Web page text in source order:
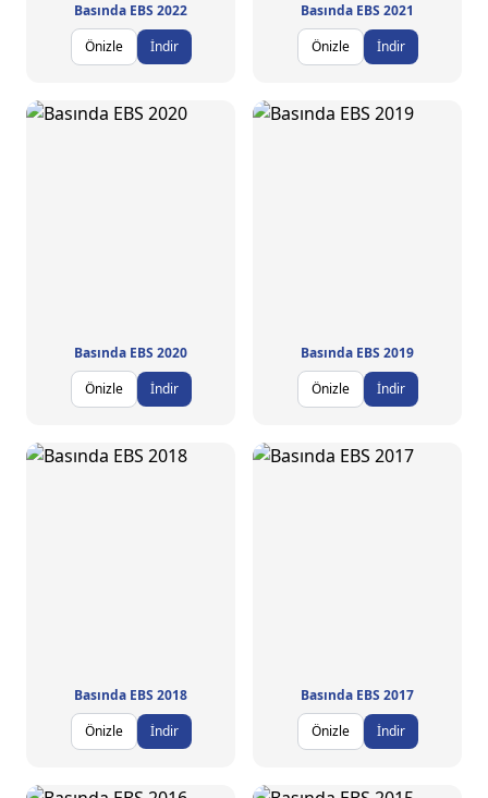
Basında EBS 2022
Önizle
İndir
Basında EBS 2021
Önizle
İndir
Basında EBS 2020
Önizle
İndir
Basında EBS 2019
Önizle
İndir
Basında EBS 2018
Önizle
İndir
Basında EBS 2017
Önizle
İndir